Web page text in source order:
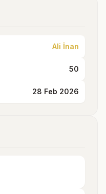
Ali İnan
50
28 Feb 2026